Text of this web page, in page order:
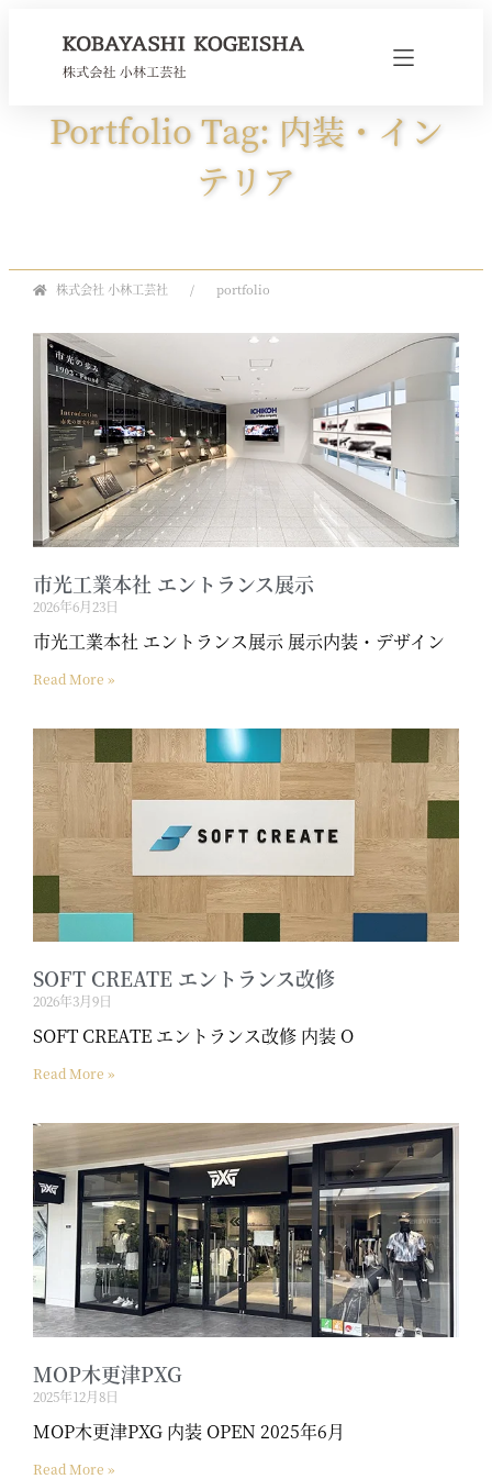
Portfolio Tag: 内装・イン
テリア
株式会社 小林工芸社 portfolio
市光工業本社 エントランス展示
2026年6月23日
市光工業本社 エントランス展示 展示内装・デザイン
Read More »
SOFT CREATE エントランス改修
2026年3月9日
SOFT CREATE エントランス改修 内装 O
Read More »
MOP木更津PXG
2025年12月8日
MOP木更津PXG 内装 OPEN 2025年6月
Read More »